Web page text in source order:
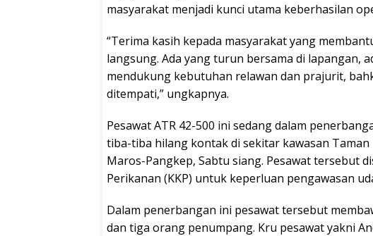
masyarakat menjadi kunci utama keberhasilan
“Terima kasih kepada masyarakat yang
langsung. Ada yang turun bersama di lapangan,
mendukung kebutuhan relawan dan prajurit,
ditempati,” ungkapnya.
Pesawat ATR 42-500 ini sedang dalam
tiba-tiba hilang kontak di sekitar kawasan
Maros-Pangkep, Sabtu siang. Pesawat tersebut
Perikanan (KKP) untuk keperluan pengawasan
Dalam penerbangan ini pesawat tersebut
dan tiga orang penumpang. Kru pesawat yakni